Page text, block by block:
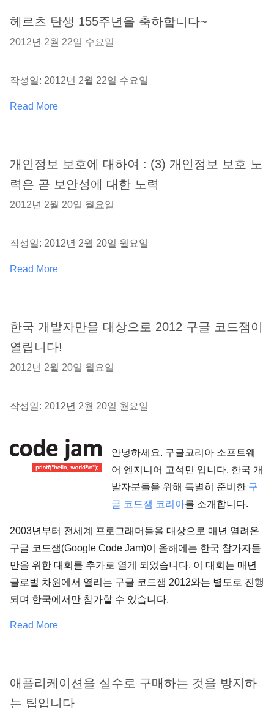
헤르츠 탄생 155주년을 축하합니다~
2012년 2월 22일 수요일
작성일: 2012년 2월 22일 수요일
Read More
개인정보 보호에 대하여 : (3) 개인정보 보호 노
력은 곧 보안성에 대한 노력
2012년 2월 20일 월요일
작성일: 2012년 2월 20일 월요일
Read More
한국 개발자만을 대상으로 2012 구글 코드잼이
열립니다!
2012년 2월 20일 월요일
작성일: 2012년 2월 20일 월요일
안녕하세요. 구글코리아 소프트웨
어 엔지니어 고석민 입니다. 한국 개
발자분들을 위해 특별히 준비한 구
글 코드잼 코리아를 소개합니다.
2003년부터 전세계 프로그래머들을 대상으로 매년 열려온
구글 코드잼(Google Code Jam)이 올해에는 한국 참가자들
만을 위한 대회를 추가로 열게 되었습니다. 이 대회는 매년
글로벌 차원에서 열리는 구글 코드잼 2012와는 별도로 진행
되며 한국에서만 참가할 수 있습니다.
Read More
애플리케이션을 실수로 구매하는 것을 방지하
는 팁입니다